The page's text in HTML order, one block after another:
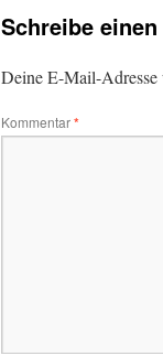
Schreibe
Deine E-Mail-
Kommentar*